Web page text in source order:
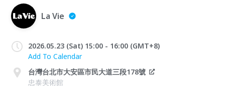
La Vie
2026.05.23 (Sat) 15:00 - 16:00 (GMT+8)
Add To Calendar
台灣台北市大安區市民大道三段178號
忠泰美術館